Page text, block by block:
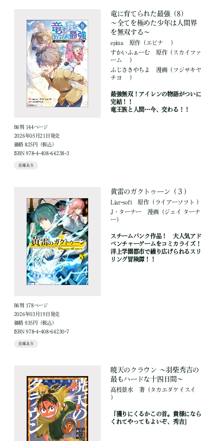
B6判 144ページ
2026年05月21日発売
価格 825円（税込）
ISBN 978-4-408-64238-3
在庫あり
竜に育てられた最強（8）
～全てを極めた少年は人間界
を無双する～
epina 原作（エピナ ）
すかいふぁーむ
原作（スカイファ
ーム ）
ふじさきやちよ
漫画（フジサキヤ
チヨ ）
最強無双！アイレンの物語がついに
完結！！
竜王族と人間…今、交わる！！
B6判 178ページ
2026年03月19日発売
価格 935円（税込）
ISBN 978-4-408-64230-7
在庫あり
黄雷のガクトゥーン（３）
Liar-soft 原作（ライアーソフト ）
J・ターナー
漫画 （ジェイ ターナ
ー）
スチームパンク作品！ 大人気アド
ベンチャーゲームをコミカライズ！
洋上学園都市で繰り広げられるスリ
リング冒険譚！！
暁天のクラウン ～羽柴秀吉の
最もハードな十四日間～
高枝景水 著（タカエダケイスイ
）
「獲りにくるかこの首。貴様になら
くれてやってもよいぞ、秀吉」